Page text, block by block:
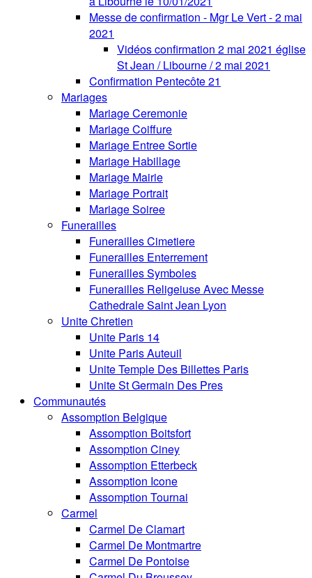
Messe de confirmation - Mgr Le Vert - 2 mai
2021
Vidéos confirmation 2 mai 2021 église
St Jean / Libourne / 2 mai 2021
Confirmation Pentecôte 21
Mariages
Mariage Ceremonie
Mariage Coiffure
Mariage Entree Sortie
Mariage Habillage
Mariage Mairie
Mariage Portrait
Mariage Soiree
Funerailles
Funerailles Cimetiere
Funerailles Enterrement
Funerailles Symboles
Funerailles Religeiuse Avec Messe
Cathedrale Saint Jean Lyon
Unite Chretien
Unite Paris 14
Unite Paris Auteuil
Unite Temple Des Billettes Paris
Unite St Germain Des Pres
Communautés
Assomption Belgique
Assomption Boitsfort
Assomption Ciney
Assomption Etterbeck
Assomption Icone
Assomption Tournai
Carmel
Carmel De Clamart
Carmel De Montmartre
Carmel De Pontoise